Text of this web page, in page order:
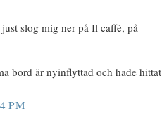
slog mig ner på Il caffé, på
bord är nyinflyttad och hade
PM